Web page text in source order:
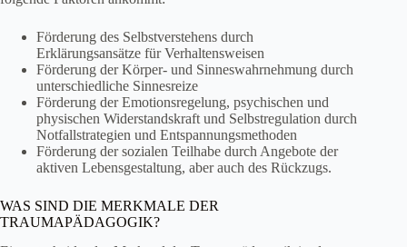
Förderung des Selbstverstehens durch
Erklärungsansätze für Verhaltensweisen
Förderung der Körper- und Sinneswahrnehmung durch
unterschiedliche Sinnesreize
Förderung der Emotionsregelung, psychischen und
physischen Widerstandskraft und Selbstregulation durch
Notfallstrategien und Entspannungsmethoden
Förderung der sozialen Teilhabe durch Angebote der
aktiven Lebensgestaltung, aber auch des Rückzugs.
WAS SIND DIE MERKMALE DER
TRAUMAPÄDAGOGIK?